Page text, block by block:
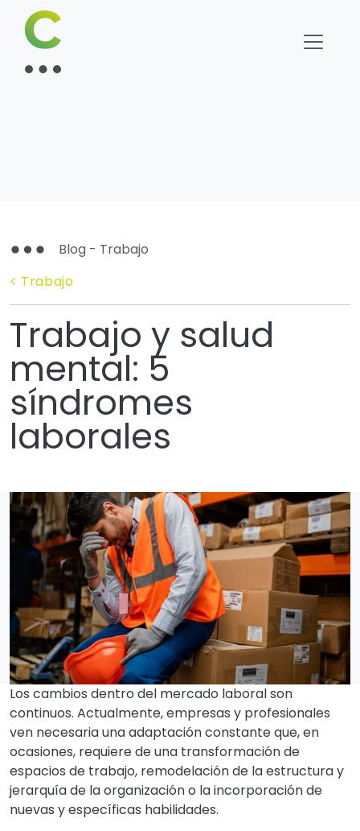
Blog - Trabajo
< Trabajo
Trabajo y salud
mental: 5
síndromes
laborales
Los cambios dentro del mercado laboral son
continuos. Actualmente, empresas y profesionales
ven necesaria una adaptación constante que, en
ocasiones, requiere de una transformación de
espacios de trabajo, remodelación de la estructura y
jerarquía de la organización o la incorporación de
nuevas y específicas habilidades.